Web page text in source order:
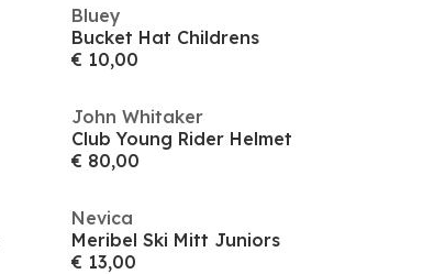
Bluey
Bucket Hat Childrens
€ 10,00
John Whitaker
Club Young Rider Helmet
€ 80,00
Nevica
Meribel Ski Mitt Juniors
€ 13,00